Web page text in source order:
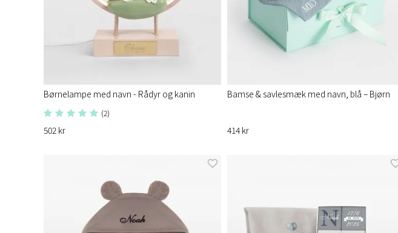
Børnelampe med navn - Rådyr og kanin
(2)
502 kr
Bamse & savlesmæk med navn, blå – Bjørn
414 kr